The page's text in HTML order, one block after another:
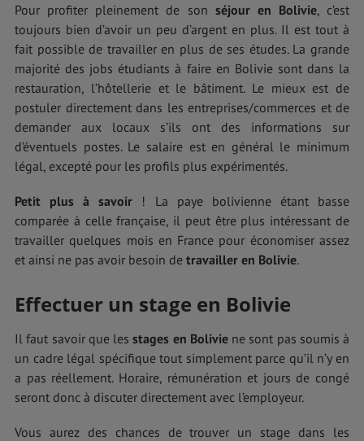
Pour profiter pleinement de son séjour en Bolivie, c’est
toujours bien d’avoir un peu d’argent en plus. Il est tout à
fait possible de travailler en plus de ses études. La grande
majorité des jobs étudiants à faire en Bolivie sont dans la
restauration, l’hôtellerie et le bâtiment. Le mieux est de
postuler directement dans les entreprises/commerces et de
demander aux locaux s’ils ont des informations sur
d’éventuels postes. Le salaire est en général le minimum
légal, excepté pour les profils plus expérimentés.
Petit plus à savoir ! La paye bolivienne étant basse
comparée à celle française, il peut être plus intéressant de
travailler quelques mois en France pour économiser assez
et ainsi ne pas avoir besoin de travailler en Bolivie.
Effectuer un stage en Bolivie
Il faut savoir que lesstages en Boliviene sont pas soumis à
un cadre légal spécifique tout simplement parce qu’il n’y en
a pas réellement. Horaire, rémunération et jours de congé
seront donc à discuter directement avec l’employeur.
Vous aurez des chances de trouver un stage dans les